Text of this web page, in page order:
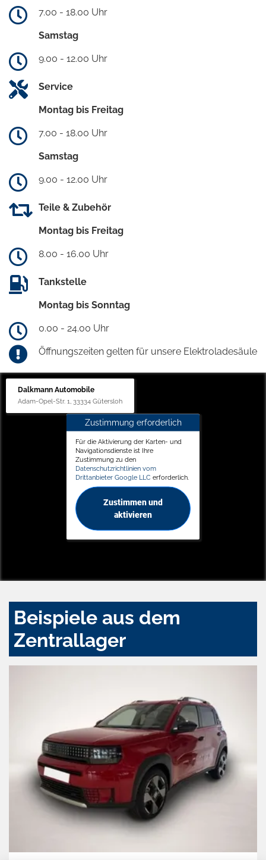
7.00 - 18.00 Uhr
Samstag
9.00 - 12.00 Uhr
Service
Montag bis Freitag
7.00 - 18.00 Uhr
Samstag
9.00 - 12.00 Uhr
Teile & Zubehör
Montag bis Freitag
8.00 - 16.00 Uhr
Tankstelle
Montag bis Sonntag
0.00 - 24.00 Uhr
Öffnungszeiten gelten für unsere Elektroladesäule
Dalkmann Automobile
Adam-Opel-Str. 1, 33334 Gütersloh
Zustimmung erforderlich
Für die Aktivierung der Karten- und
Navigationsdienste ist Ihre
Zustimmung zu den
Datenschutzrichtlinien vom
Drittanbieter Google LLC erforderlich.
Zustimmen und
aktivieren
Beispiele aus dem
Zentrallager